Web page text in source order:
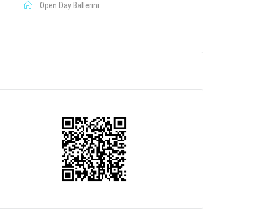
Open Day Ballerini